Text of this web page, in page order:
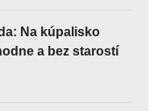
Na kúpalisko
a bez starostí